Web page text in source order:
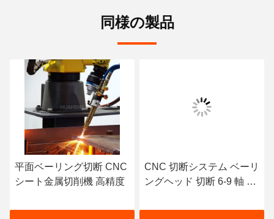
同様の製品
平面ベーリング切断 CNC
シート金属切削機 高精度
CNC 切断システム ベーリ
ングヘッド 切断 6-9 軸 リ